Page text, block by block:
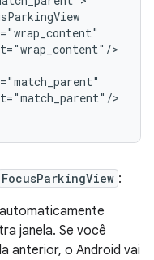
>
>
FocusParkingView :
janela. Se você
anterior, o Android vai